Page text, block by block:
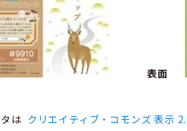
表面
は クリエイティブ・コモンズ 表示